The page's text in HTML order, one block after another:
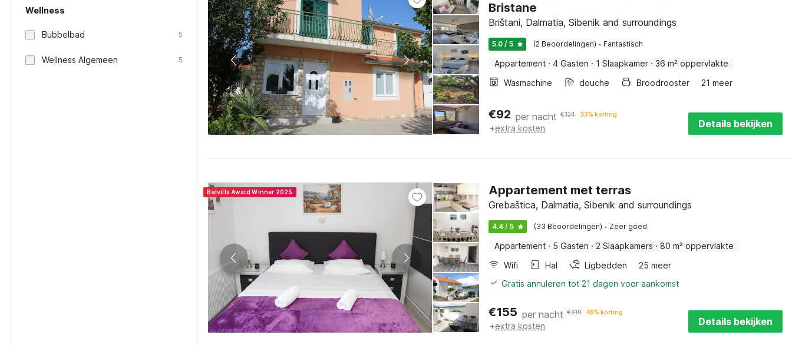
Wellness
Bubbelbad 5
Wellness Algemeen 5
Bristane
Brištani, Dalmatia, Sibenik and surroundings
5.0 / 5 (2 Beoordelingen) · Fantastisch
Appartement · 4 Gasten · 1 Slaapkamer · 36 m² oppervlakte
Wasmachine
douche Broodrooster 21 meer
€92 per nacht €134 33% korting
+extra kosten Details bekijken
Belvilla Award Winner 2025 Appartement met terras
Grebaštica, Dalmatia, Sibenik and surroundings
4.4 / 5 (33 Beoordelingen) · Zeer goed
Appartement · 5 Gasten · 2 Slaapkamers · 80 m² oppervlakte
Wifi
Hal Ligbedden
25 meer
Gratis annuleren tot 21 dagen voor aankomst
€155 per nacht €310 48% korting
+extra kosten Details bekijken